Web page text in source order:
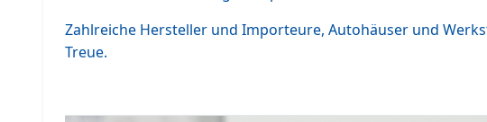
Zahlreiche Hersteller und Importeure, Autohäuser und
Treue.